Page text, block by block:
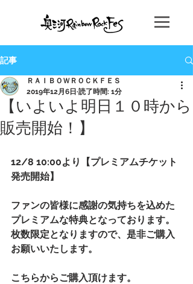
記事
【いよいよ明日１０時から
販売開始！】
ＲＡＩＢＯＷＲＯＣＫＦＥＳ
2019年12月6日 読了時間: 1分
12/8 10:00より【プレミアムチケット
発売開始】
ファンの皆様に感謝の気持ちを込めた
プレミアムな特典となっております。
枚数限定となりますので、是非ご購入
お願いいたします。
こちらからご購入頂けます。